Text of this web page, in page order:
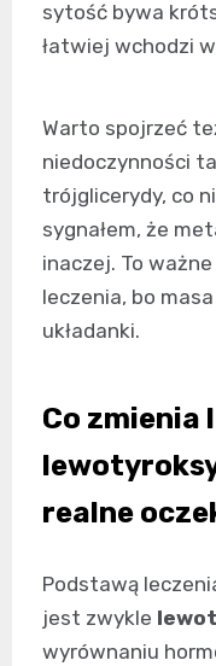
sytość bywa
łatwiej wchodzi
Warto spojrzeć
niedoczynności
trójglicerydy, co
sygnałem, że
inaczej. To
leczenia, bo
układanki.
Co zmienia
realne
Podstawą
jest zwykle
wyrównaniu